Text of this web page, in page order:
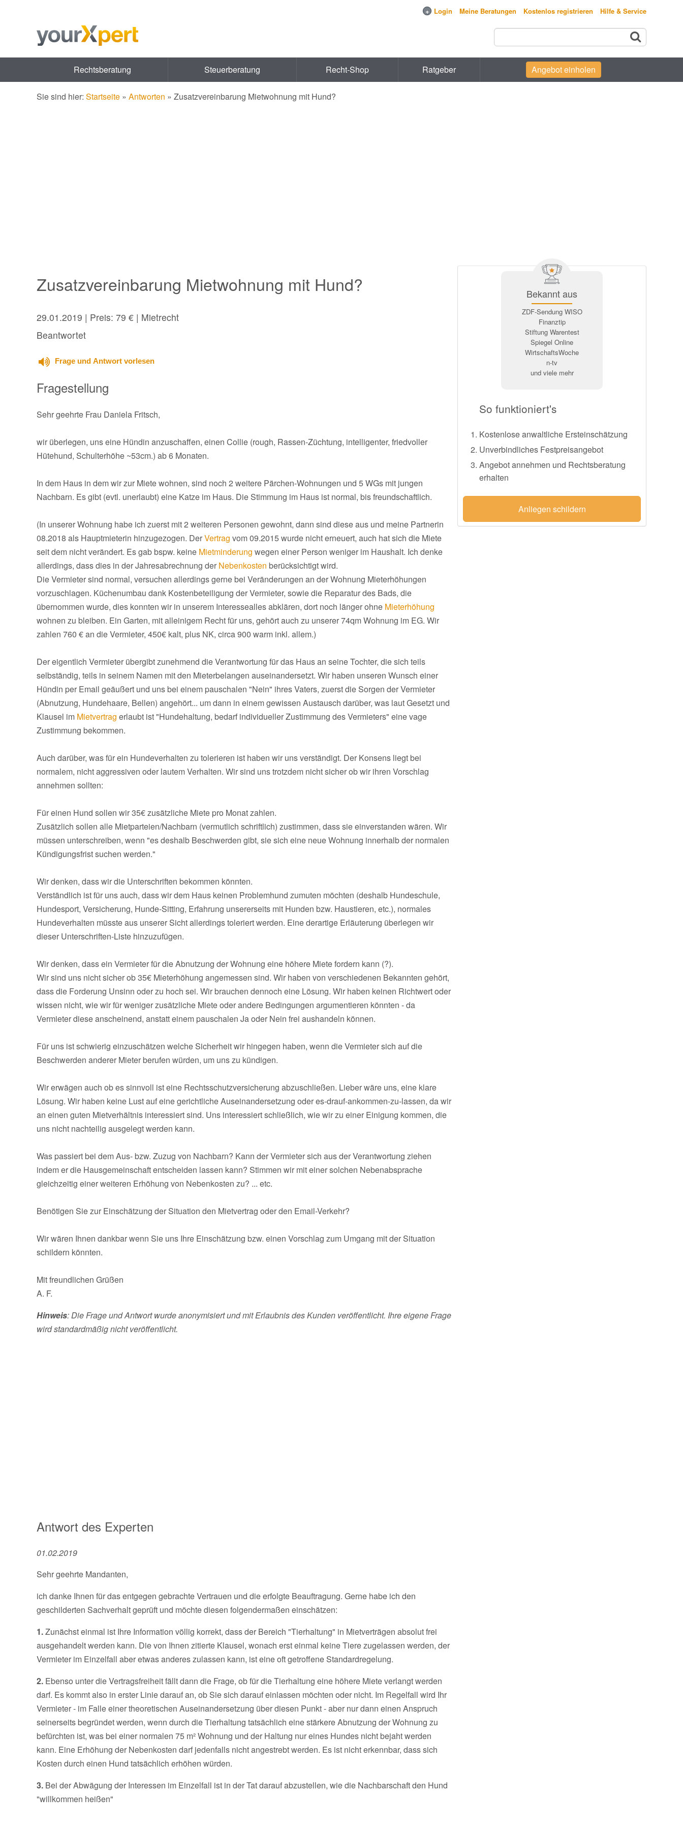
+ Login Meine Beratungen Kostenlos registrieren Hilfe & Service
Rechtsberatung Steuerberatung Recht-Shop Ratgeber Angebot einholen
Sie sind hier: Startseite » Antworten » Zusatzvereinbarung Mietwohnung mit Hund?
Zusatzvereinbarung Mietwohnung mit Hund?
29.01.2019 | Preis: 79 € | Mietrecht
Beantwortet
Frage und Antwort vorlesen
Fragestellung
Sehr geehrte Frau Daniela Fritsch,
wir überlegen, uns eine Hündin anzuschaffen, einen Collie (rough, Rassen-Züchtung, intelligenter, friedvoller
Hütehund, Schulterhöhe ~53cm.) ab 6 Monaten.
In dem Haus in dem wir zur Miete wohnen, sind noch 2 weitere Pärchen-Wohnungen und 5 WGs mit jungen
Nachbarn. Es gibt (evtl. unerlaubt) eine Katze im Haus. Die Stimmung im Haus ist normal, bis freundschaftlich.
(In unserer Wohnung habe ich zuerst mit 2 weiteren Personen gewohnt, dann sind diese aus und meine Partnerin
08.2018 als Hauptmieterin hinzugezogen. DerVertrag vom 09.2015 wurde nicht erneuert, auch hat sich die Miete
seit dem nicht verändert. Es gab bspw. keine Mietminderung wegen einer Person weniger im Haushalt. Ich denke
allerdings, dass dies in der Jahresabrechnung der Nebenkosten berücksichtigt wird.
Die Vermieter sind normal, versuchen allerdings gerne bei Veränderungen an der Wohnung Mieterhöhungen
vorzuschlagen. Küchenumbau dank Kostenbeteiligung der Vermieter, sowie die Reparatur des Bads, die
übernommen wurde, dies konnten wir in unserem Interessealles abklären, dort noch länger ohne Mieterhöhung
wohnen zu bleiben. Ein Garten, mit alleinigem Recht für uns, gehört auch zu unserer 74qm Wohnung im EG. Wir
zahlen 760 € an die Vermieter, 450€ kalt, plus NK, circa 900 warm inkl. allem.)
Der eigentlich Vermieter übergibt zunehmend die Verantwortung für das Haus an seine Tochter, die sich teils
selbständig, teils in seinem Namen mit den Mieterbelangen auseinandersetzt. Wir haben unseren Wunsch einer
Hündin per Email geäußert und uns bei einem pauschalen "Nein" ihres Vaters, zuerst die Sorgen der Vermieter
(Abnutzung, Hundehaare, Bellen) angehört... um dann in einem gewissen Austausch darüber, was laut Gesetzt und
Klausel im Mietvertrag erlaubt ist "Hundehaltung, bedarf individueller Zustimmung des Vermieters" eine vage
Zustimmung bekommen.
Auch darüber, was für ein Hundeverhalten zu tolerieren ist haben wir uns verständigt. Der Konsens liegt bei
normalem, nicht aggressiven oder lautem Verhalten. Wir sind uns trotzdem nicht sicher ob wir ihren Vorschlag
annehmen sollten:
Für einen Hund sollen wir 35€ zusätzliche Miete pro Monat zahlen.
Zusätzlich sollen alle Mietparteien/Nachbarn (vermutlich schriftlich) zustimmen, dass sie einverstanden wären. Wir
müssen unterschreiben, wenn "es deshalb Beschwerden gibt, sie sich eine neue Wohnung innerhalb der normalen
Kündigungsfrist suchen werden."
Wir denken, dass wir die Unterschriften bekommen könnten.
Verständlich ist für uns auch, dass wir dem Haus keinen Problemhund zumuten möchten (deshalb Hundeschule,
Hundesport, Versicherung, Hunde-Sitting, Erfahrung unsererseits mit Hunden bzw. Haustieren, etc.), normales
Hundeverhalten müsste aus unserer Sicht allerdings toleriert werden. Eine derartige Erläuterung überlegen wir
dieser Unterschriften-Liste hinzuzufügen.
Wir denken, dass ein Vermieter für die Abnutzung der Wohnung eine höhere Miete fordern kann (?).
Wir sind uns nicht sicher ob 35€ Mieterhöhung angemessen sind. Wir haben von verschiedenen Bekannten gehört,
dass die Forderung Unsinn oder zu hoch sei. Wir brauchen dennoch eine Lösung. Wir haben keinen Richtwert oder
wissen nicht, wie wir für weniger zusätzliche Miete oder andere Bedingungen argumentieren könnten - da
Vermieter diese anscheinend, anstatt einem pauschalen Ja oder Nein frei aushandeln können.
Für uns ist schwierig einzuschätzen welche Sicherheit wir hingegen haben, wenn die Vermieter sich auf die
Beschwerden anderer Mieter berufen würden, um uns zu kündigen.
Wir erwägen auch ob es sinnvoll ist eine Rechtsschutzversicherung abzuschließen. Lieber wäre uns, eine klare
Lösung. Wir haben keine Lust auf eine gerichtliche Auseinandersetzung oder es-drauf-ankommen-zu-lassen, da wir
an einen guten Mietverhältnis interessiert sind. Uns interessiert schließlich, wie wir zu einer Einigung kommen, die
uns nicht nachteilig ausgelegt werden kann.
Was passiert bei dem Aus- bzw. Zuzug von Nachbarn? Kann der Vermieter sich aus der Verantwortung ziehen
indem er die Hausgemeinschaft entscheiden lassen kann? Stimmen wir mit einer solchen Nebenabsprache
gleichzeitig einer weiteren Erhöhung von Nebenkosten zu? ... etc.
Benötigen Sie zur Einschätzung der Situation den Mietvertrag oder den Email-Verkehr?
Wir wären Ihnen dankbar wenn Sie uns Ihre Einschätzung bzw. einen Vorschlag zum Umgang mit der Situation
schildern könnten.
Mit freundlichen Grüßen
A. F.
Hinweis: Die Frage und Antwort wurde anonymisiert und mit Erlaubnis des Kunden veröffentlicht. Ihre eigene Frage
wird standardmäßig nicht veröffentlicht.
Antwort des Experten
01.02.2019
Sehr geehrte Mandanten,
ich danke Ihnen für das entgegen gebrachte Vertrauen und die erfolgte Beauftragung. Gerne habe ich den
geschilderten Sachverhalt geprüft und möchte diesen folgendermaßen einschätzen:
1.Zunächst einmal ist Ihre Information völlig korrekt, dass der Bereich "Tierhaltung" in Mietverträgen absolut frei
ausgehandelt werden kann. Die von Ihnen zitierte Klausel, wonach erst einmal keine Tiere zugelassen werden, der
Vermieter im Einzelfall aber etwas anderes zulassen kann, ist eine oft getroffene Standardregelung.
2. Ebenso unter die Vertragsfreiheit fällt dann die Frage, ob für die Tierhaltung eine höhere Miete verlangt werden
darf. Es kommt also in erster Linie darauf an, ob Sie sich darauf einlassen möchten oder nicht. Im Regelfall wird Ihr
Vermieter - im Falle einer theoretischen Auseinandersetzung über diesen Punkt - aber nur dann einen Anspruch
seinerseits begründet werden, wenn durch die Tierhaltung tatsächlich eine stärkere Abnutzung der Wohnung zu
befürchten ist, was bei einer normalen 75 m² Wohnung und der Haltung nur eines Hundes nicht bejaht werden
kann. Eine Erhöhung der Nebenkosten darf jedenfalls nicht angestrebt werden. Es ist nicht erkennbar, dass sich
Kosten durch einen Hund tatsächlich erhöhen würden.
3. Bei der Abwägung der Interessen im Einzelfall ist in der Tat darauf abzustellen, wie die Nachbarschaft den Hund
"willkommen heißen"
Bekannt aus
ZDF-Sendung WISO
Finanztip
Stiftung Warentest
Spiegel Online
WirtschaftsWoche
n-tv
und viele mehr
So funktioniert's
Kostenlose anwaltliche Ersteinschätzung
Unverbindliches Festpreisangebot
Angebot annehmen und Rechtsberatung
erhalten
Anliegen schildern